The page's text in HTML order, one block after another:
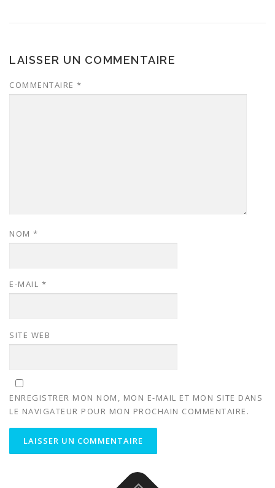
LAISSER UN COMMENTAIRE
COMMENTAIRE *
NOM *
E-MAIL *
SITE WEB
ENREGISTRER MON NOM, MON E-MAIL ET MON SITE DANS
LE NAVIGATEUR POUR MON PROCHAIN COMMENTAIRE.